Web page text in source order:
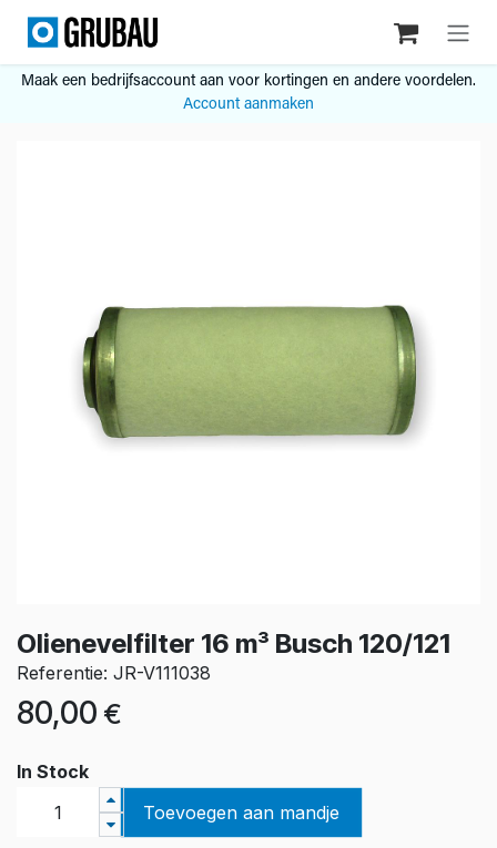
Overslaan naar inhoud
Maak een bedrijfsaccount aan voor kortingen en andere voordelen.
Account aanmaken
Olienevelfilter 16 m³ Busch 120/121
Referentie: JR-V111038
80,00 €
In Stock
Toevoegen aan mandje